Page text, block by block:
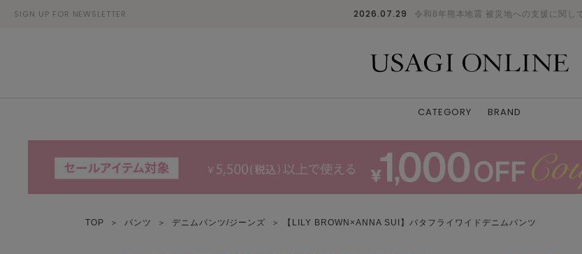
SIGN UP FOR NEWSLETTER 2026.07.29 令和8年熊本地震 被災地への支援に関し
CATEGORY BRAND
TOP ＞ パンツ ＞ デニムパンツ/ジーンズ ＞ 【LILY BROWN×ANNA SUI】バタフライワイドデニムパンツ